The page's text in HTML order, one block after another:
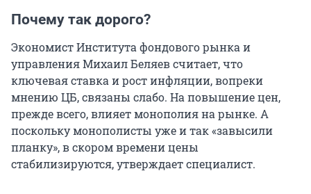
Почему так дорого?
Экономист Института фондового рынка и
управления Михаил Беляев считает, что
ключевая ставка и рост инфляции, вопреки
мнению ЦБ, связаны слабо. На повышение цен,
прежде всего, влияет монополия на рынке. А
поскольку монополисты уже и так «завысили
планку», в скором времени цены
стабилизируются, утверждает специалист.